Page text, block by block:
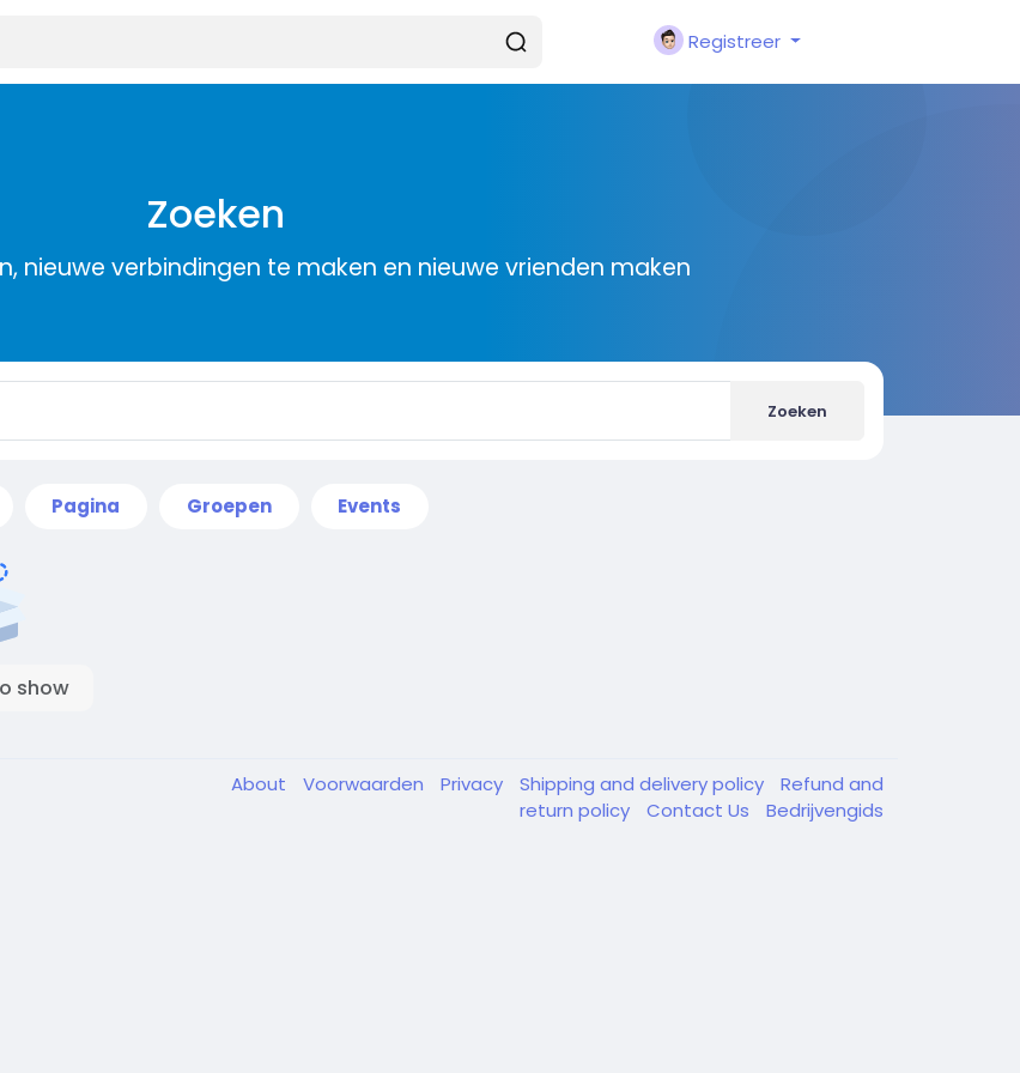
Registreer
Zoeken
nieuwe verbindingen te maken en nieuwe vrienden maken
Zoeken
Pagina Groepen Events
show
About Voorwaarden Privacy Shipping and delivery policy
Refund and
return policy
Contact Us Bedrijvengids